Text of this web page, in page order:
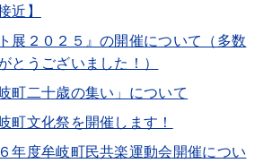
近】
展２０２５』の開催について（多数
とうございました！）
町二十歳の集い」について
町文化祭を開催します！
年度牟岐町民共楽運動会開催につい